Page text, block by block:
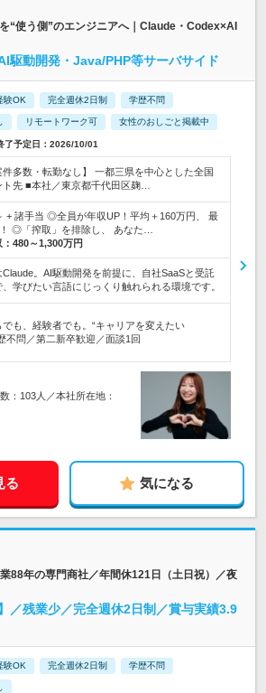
“使う側”のエンジニアへ｜Claude・Codex×AI
駆動開発・Java/PHP等サーバサイド
験OK 完全週休2日制 学歴不問
リモートワーク可 女性のおしごと掲載中
予定日：2026/10/01
件多数・転勤なし】 一都三県を中心とした全国
先 ■本社／東京都千代田区麹…
+ 諸手当 ◎全員が年収UP！平均＋160万円、 最
◎「搾取」を排除し、 あなた…
480～1,300万円
。AI駆動開発を前提に、自社SaaSと受託
学びたい言語にじっくり触れられる環境です。
でも、経験者でも。“キャリアを変えたい
不問／第二新卒歓迎／面談1回
：103人／本社所在地：
る 気になる
88年の専門商社／年間休121日（土日祝）／夜
／残業少／完全週休2日制／賞与実績3.9
験OK 完全週休2日制 学歴不問